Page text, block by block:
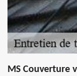
MS Couverture